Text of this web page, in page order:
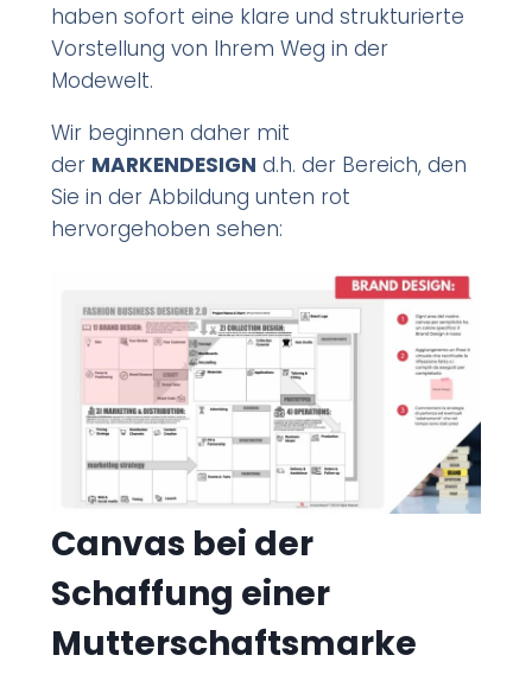
haben sofort eine klare und strukturierte
Vorstellung von Ihrem Weg in der
Modewelt.
Wir beginnen daher mit
der MARKENDESIGN d.h. der Bereich, den
Sie in der Abbildung unten rot
hervorgehoben sehen:
Canvas bei der
Schaffung einer
Mutterschaftsmarke